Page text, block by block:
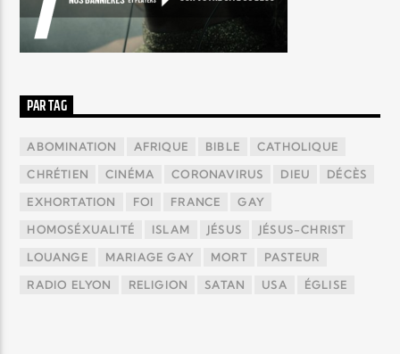
PAR TAG
ABOMINATION AFRIQUE BIBLE CATHOLIQUE
CHRÉTIEN CINÉMA CORONAVIRUS DIEU DÉCÈS
EXHORTATION FOI FRANCE GAY
HOMOSÉXUALITÉ ISLAM JÉSUS JÉSUS-CHRIST
LOUANGE MARIAGE GAY MORT PASTEUR
RADIO ELYON RELIGION SATAN USA ÉGLISE